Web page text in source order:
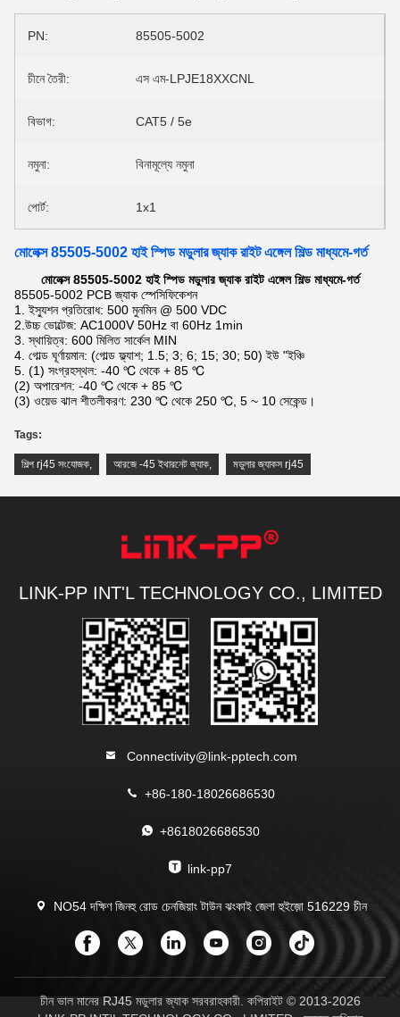
PN: 85505-5002
চীনে তৈরী: এস এম-LPJE18XXCNL
বিভাগ: CAT5 / 5e
নমুনা: বিনামূল্যে নমুনা
পোর্ট: 1x1
মোলেক্স 85505-5002 হাই স্পিড মডুলার জ্যাক রাইট এঙ্গেল শিল্ড মাধ্যমে-গর্ত
মোলেক্স 85505-5002 হাই স্পিড মডুলার জ্যাক রাইট এঙ্গেল শিল্ড মাধ্যমে-গর্ত
85505-5002 PCB জ্যাক স্পেসিফিকেশন
1. ইস্যুশন প্রতিরোধ: 500 মুনমিন @ 500 VDC
2.উচ্চ ভোল্টেজ: AC1000V 50Hz বা 60Hz 1min
3. স্থায়িত্ব: 600 মিলিত সার্কেল MIN
4. গোল্ড ঘূর্ণায়মান: (গোল্ড ফ্ল্যাশ; 1.5; 3; 6; 15; 30; 50) ইউ "ইঞ্চি
5. (1) সংগ্রহস্থল: -40 ℃ থেকে + 85 ℃
(2) অপারেশন: -40 ℃ থেকে + 85 ℃
(3) ওয়েভ ঝাল শীতলীকরণ: 230 ℃ থেকে 250 ℃, 5 ~ 10 সেকেন্ড।
Tags:
শিল্প rj45 সংযোজক, আরজে -45 ইথারনেট জ্যাক, মডুলার জ্যাকস rj45
LINK-PP INT'L TECHNOLOGY CO., LIMITED
Connectivity@link-pptech.com
+86-180-18026686530
+8618026686530
link-pp7
NO54 দক্ষিণ জিনহু রোড চেনজিয়াং টাউন ঝংকাই জেলা হুইজ়ো 516229 চীন
চীন ভাল মানের RJ45 মডুলার জ্যাক সরবরাহকারী. কপিরাইট © 2013-2026